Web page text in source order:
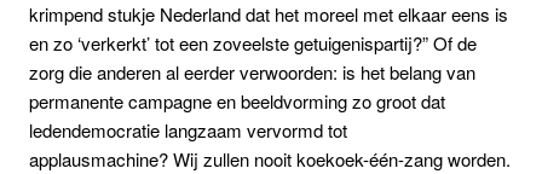
krimpend stukje Nederland dat het moreel met elkaar eens is
en zo ‘verkerkt’ tot een zoveelste getuigenispartij?” Of de
zorg die anderen al eerder verwoorden: is het belang van
permanente campagne en beeldvorming zo groot dat
ledendemocratie langzaam vervormd tot
applausmachine? Wij zullen nooit koekoek-één-zang worden.